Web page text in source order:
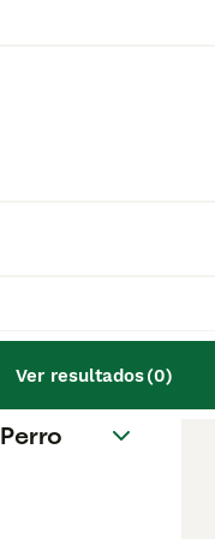
Ver resultados(0)
de